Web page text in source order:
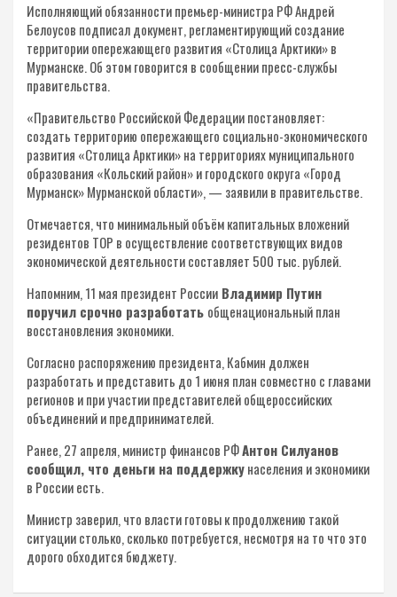
Исполняющий обязанности премьер-министра РФ Андрей
Белоусов подписал документ, регламентирующий создание
территории опережающего развития «Столица Арктики» в
Мурманске. Об этом говорится в сообщении пресс-службы
правительства.
«Правительство Российской Федерации постановляет:
создать территорию опережающего социально-экономического
развития «Столица Арктики» на территориях муниципального
образования «Кольский район» и городского округа «Город
Мурманск» Мурманской области», — заявили в правительстве.
Отмечается, что минимальный объём капитальных вложений
резидентов ТОР в осуществление соответствующих видов
экономической деятельности составляет 500 тыс. рублей.
Напомним, 11 мая президент России Владимир Путин
поручил срочно разработать общенациональный план
восстановления экономики.
Согласно распоряжению президента, Кабмин должен
разработать и представить до 1 июня план совместно с главами
регионов и при участии представителей общероссийских
объединений и предпринимателей.
Ранее, 27 апреля, министр финансов РФАнтон Силуанов
сообщил, что деньги на поддержкунаселения и экономики
в России есть.
Министр заверил, что власти готовы к продолжению такой
ситуации столько, сколько потребуется, несмотря на то что это
дорого обходится бюджету.